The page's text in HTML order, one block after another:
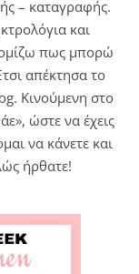
– καταγραφής.
και
πως μπορώ
απέκτησα το
Κινούμενη στο
ώστε να έχεις
να κάνετε και
ήρθατε!